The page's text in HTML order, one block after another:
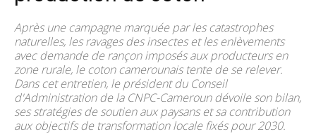
Après une campagne marquée par les catastrophes
naturelles, les ravages des insectes et les enlèvements
avec demande de rançon imposés aux producteurs en
zone rurale, le coton camerounais tente de se relever.
Dans cet entretien, le président du Conseil
d'Administration de la CNPC-Cameroun dévoile son bilan,
ses stratégies de soutien aux paysans et sa contribution
aux objectifs de transformation locale fixés pour 2030.